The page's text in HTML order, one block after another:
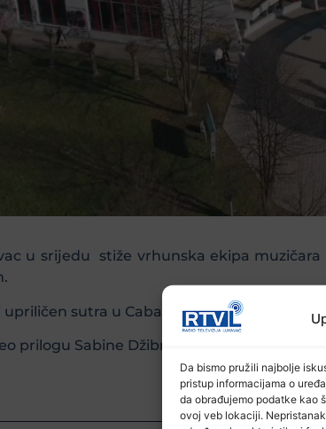
Da bismo pružili najbolje
pristup informacijama o
da obrađujemo podatke kao
ovoj veb lokaciji.
u srijedu stiže vrhunska ekipa
sutra u Cabaret klubu Centra za
prilogu Sabine Džibrić